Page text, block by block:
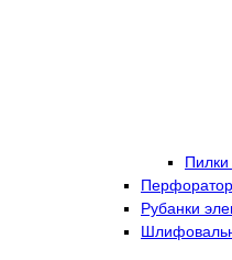
Пилки
Рубанки